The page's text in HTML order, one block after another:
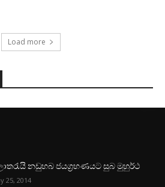
Load more
නඩුහබ ජයග්‍රහණයට සුබ මුහුර්ථ
25, 2014